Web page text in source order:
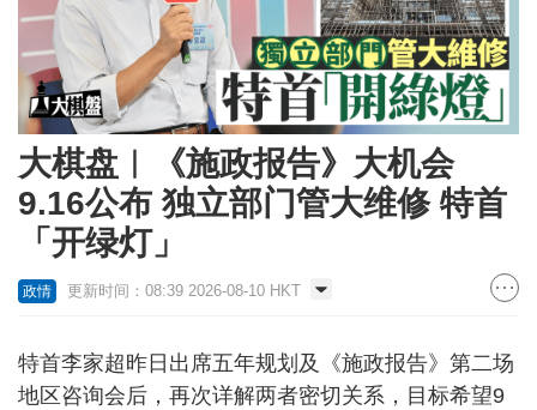
大棋盘︱《施政报告》大机会
9.16公布 独立部门管大维修 特首
「开绿灯」
政情 更新时间：08:39 2026-08-10 HKT
特首李家超昨日出席五年规划及《施政报告》第二场
地区咨询会后，再次详解两者密切关系，目标希望9